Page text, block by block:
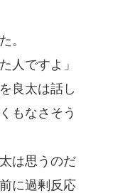
。
人ですよ」
良太は話し
もなさそう
は思うのだ
に過剰反応